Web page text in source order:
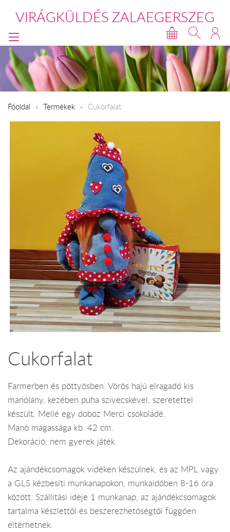
VIRÁGKÜLDÉS ZALAEGERSZEG
Főoldal Termékek Cukorfalat
Cukorfalat
Farmerben és pöttyösben. Vörös hajú elragadó kis
manólány, kezében puha szivecskével, szeretettel
készült. Mellé egy doboz Merci csokoládé.
Manó magassága kb. 42 cm.
Dekoráció, nem gyerek játék.
Az ajándékcsomagok vidéken készülnek, és az MPL vagy
a GLS kézbesíti munkanapokon, munkaidőben 8-16 óra
között. Szállítási ideje 1 munkanap, az ajándékcsomagok
tartalma készlettől és beszerezhetőségtől függően
eltérhetnek.